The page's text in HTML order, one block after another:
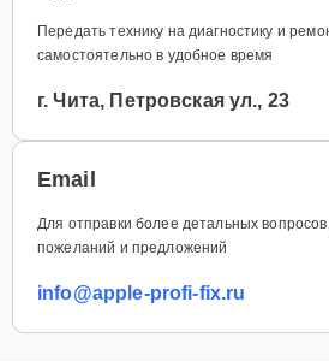
Передать технику на диагностику и
самостоятельно в удобное время
г. Чита, Петровская ул., 23
Email
Для отправки более детальных
пожеланий и предложений
info@apple-profi-fix.ru